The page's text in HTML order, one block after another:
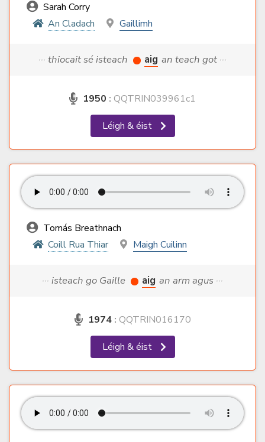
Sarah Corry
An Cladach
Gaillimh
··· thiocait sé isteach aig an teach got ···
1950 : QQTRIN039961c1
Léigh & éist
Tomás Breathnach
Coill Rua Thiar
Maigh Cuilinn
··· isteach go Gaille aig an arm agus ···
1974 : QQTRIN016170
Léigh & éist